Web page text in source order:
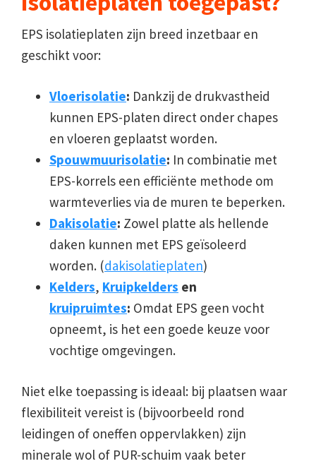
EPS isolatieplaten zijn breed inzetbaar en
geschikt voor:
Vloerisolatie: Dankzij de drukvastheid
kunnen EPS-platen direct onder chapes
en vloeren geplaatst worden.
Spouwmuurisolatie: In combinatie met
EPS-korrels een efficiënte methode om
warmteverlies via de muren te beperken.
Dakisolatie: Zowel platte als hellende
daken kunnen met EPS geïsoleerd
worden. (dakisolatieplaten)
Kelders, Kruipkelders en
kruipruimtes: Omdat EPS geen vocht
opneemt, is het een goede keuze voor
vochtige omgevingen.
Niet elke toepassing is ideaal: bij plaatsen waar
flexibiliteit vereist is (bijvoorbeeld rond
leidingen of oneffen oppervlakken) zijn
minerale wol of PUR-schuim vaak beter